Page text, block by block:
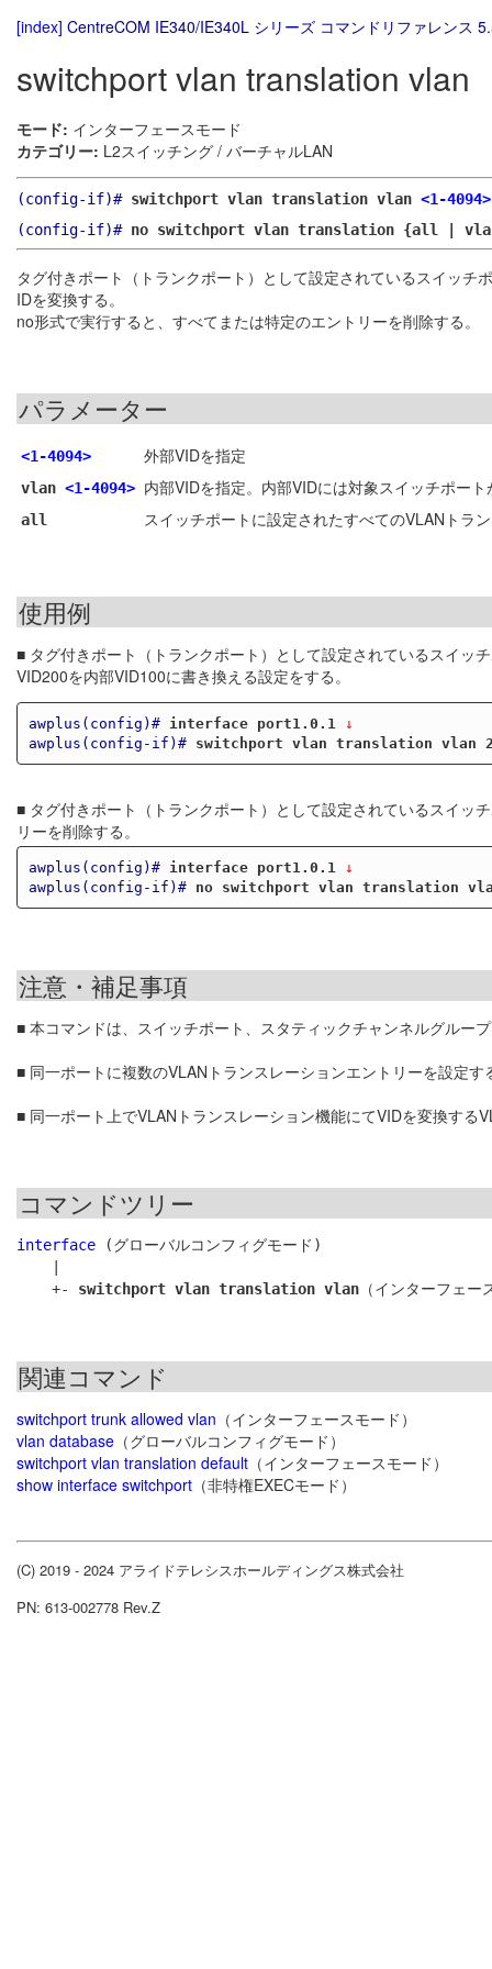
[index] CentreCOM IE340/IE340L シリーズ コマンドリファレンス
switchport vlan translation vlan
モード: インターフェースモード
カテゴリー: L2スイッチング / バーチャルLAN
(config-if)# switchport vlan translation vlan <1-4094>
(config-if)# no switchport vlan translation {all |
タグ付きポート（トランクポート）として設定されているスイッ
IDを変換する。
no形式で実行すると、すべてまたは特定のエントリーを削除する。
パラメーター
<1-4094> 外部VIDを指定
vlan <1-4094> 内部VIDを指定。内部VIDには対象スイッチポー
all スイッチポートに設定されたすべてのVLANトラ
使用例
■ タグ付きポート（トランクポート）として設定されているスイッ
VID200を内部VID100に書き換える設定をする。
awplus(config)# interface port1.0.1
↓
awplus(config-if)#
switchport vlan translation vlan
■ タグ付きポート（トランクポート）として設定されているスイッ
リーを削除する。
awplus(config)# interface port1.0.1
↓
awplus(config-if)#
no switchport vlan translation
注意・補足事項
■ 本コマンドは、スイッチポート、スタティックチャンネルグルー
■ 同一ポートに複数のVLANトランスレーションエントリーを設定
■ 同一ポート上でVLANトランスレーション機能にてVIDを変換する
コマンドツリー
interface (グローバルコンフィグモード)
    +-
switchport vlan translation vlan
関連コマンド
switchport trunk allowed vlan （インターフェースモード）
vlan database （グローバルコンフィグモード）
switchport vlan translation default （インターフェースモード）
show interface switchport （非特権EXECモード）
(C) 2019 - 2024 アライドテレシスホールディングス株式会社
PN: 613-002778 Rev.Z